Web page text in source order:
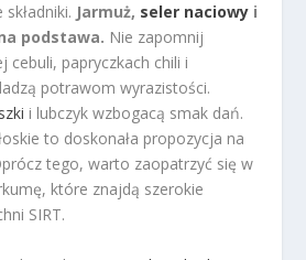
Jarmuż, seler naciowy i
podstawa. Nie zapomnij
cebuli, papryczkach chili i
potrawom wyrazistości.
i lubczyk wzbogacą smak dań.
to doskonała propozycja na
tego, warto zaopatrzyć się w
które znajdą szerokie
SIRT.